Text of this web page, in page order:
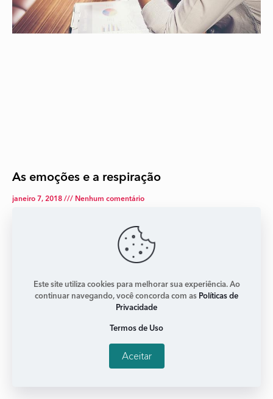
As emoções e a respiração
janeiro 7, 2018 Nenhum comentário
importância para a nossa saúde. Do ponto de vista
simbólico, respirar é trocar com o meio ambiente.
Este site utiliza cookies para melhorar sua experiência. Ao
continuar navegando, você concorda com as Políticas de
Privacidade
Termos de Uso
Aceitar